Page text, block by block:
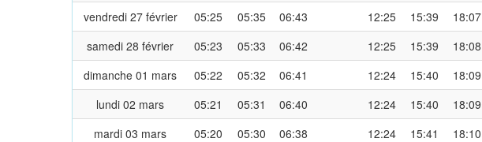
vendredi 27 février
05:25 05:35 06:43 12:25 15:39 18:07
samedi 28 février
05:23 05:33 06:42 12:25 15:39 18:08
dimanche 01 mars
05:22 05:32 06:41 12:24 15:40 18:09
lundi 02 mars
05:21 05:31 06:40 12:24 15:40 18:09
mardi 03 mars
05:20 05:30 06:38 12:24 15:41 18:10